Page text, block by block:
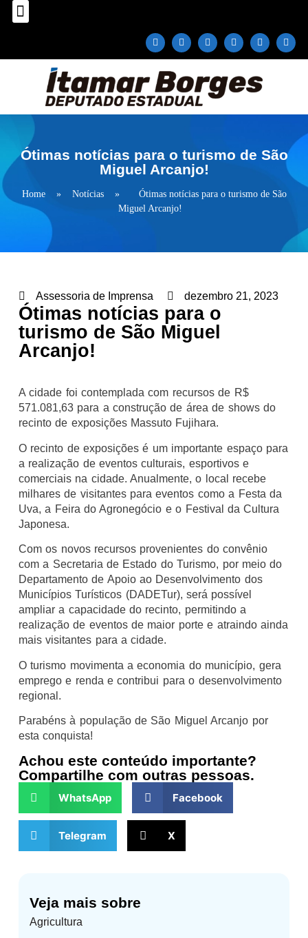
Ótimas notícias para o turismo de São
Miguel Arcanjo!
Home » Notícias »
Ótimas notícias para o turismo de São
Miguel Arcanjo!
Veja mais sobre
Agricultura
Assessoria de Imprensa dezembro 21, 2023
Ótimas notícias para o
turismo de São Miguel
Arcanjo!
A cidade foi contemplada com recursos de R$
571.081,63 para a construção de área de shows do
recinto de exposições Massuto Fujihara.
O recinto de exposições é um importante espaço para
a realização de eventos culturais, esportivos e
comerciais na cidade. Anualmente, o local recebe
milhares de visitantes para eventos como a Festa da
Uva, a Feira do Agronegócio e o Festival da Cultura
Japonesa.
Com os novos recursos provenientes do convênio
com a Secretaria de Estado do Turismo, por meio do
Departamento de Apoio ao Desenvolvimento dos
Municípios Turísticos (DADETur), será possível
ampliar a capacidade do recinto, permitindo a
realização de eventos de maior porte e atraindo ainda
mais visitantes para a cidade.
O turismo movimenta a economia do município, gera
emprego e renda e contribui para o desenvolvimento
regional.
Parabéns à população de São Miguel Arcanjo por
esta conquista!
Achou este conteúdo importante?
Compartilhe com outras pessoas.
WhatsApp Facebook
Telegram X